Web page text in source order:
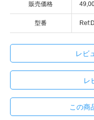
販売価格
型番
レビ
レ
この商